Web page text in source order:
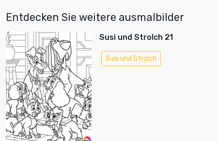
Entdecken Sie weitere ausmalbilder
Susi und Strolch 21
Susi und Strolch